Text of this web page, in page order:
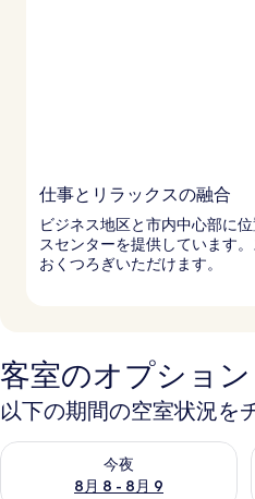
仕事とリラックスの融合
ビジネス地区と市内中心部に
スセンターを提供しています
おくつろぎいただけます。
客室のオプション
以下の期間の空室状況を
今夜
8月 8 - 8月 9
今夜 8月 8 - 8月 9 の空室状況を